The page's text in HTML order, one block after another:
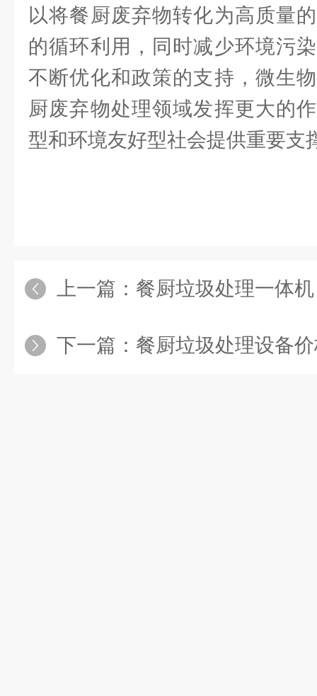
以将餐厨废弃物转化为高质量
的循环利用，同时减少环境污
不断优化和政策的支持，微生
厨废弃物处理领域发挥更大的
型和环境友好型社会提供重要支
上一篇： 餐厨垃圾处理一体
下一篇： 餐厨垃圾处理设备